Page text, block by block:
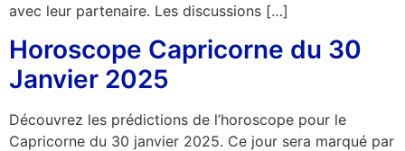
avec leur partenaire. Les discussions […]
Horoscope Capricorne du 30
Janvier 2025
Découvrez les prédictions de l’horoscope pour le
Capricorne du 30 janvier 2025. Ce jour sera marqué par